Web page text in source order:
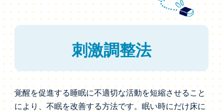
刺激調整法
覚醒を促進する睡眠に不適切な活動を短縮させること
により、不眠を改善する方法です。眠い時にだけ床に